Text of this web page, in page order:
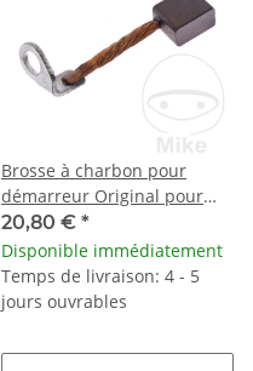
Brosse à charbon pour
démarreur Original pour
Beta 200 Kawasaki ZX-6R
Suzuki 125 400 600 750
20,80 € *
Disponible immédiatement
Temps de livraison: 4 - 5
jours ouvrables